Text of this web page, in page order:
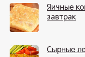
Яичные
завтрак
Сырные